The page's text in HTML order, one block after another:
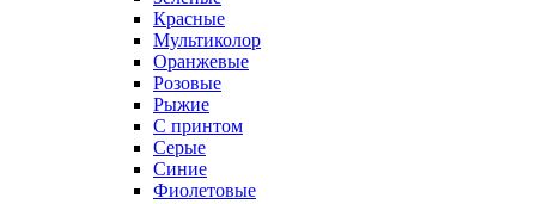
Красные
Мультиколор
Оранжевые
Розовые
Рыжие
С принтом
Серые
Синие
Фиолетовые